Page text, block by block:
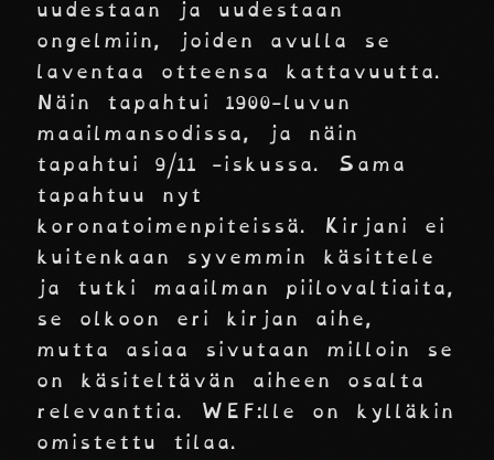
uudestaan ja uudestaan
ongelmiin, joiden avulla se
laventaa otteensa kattavuutta.
Näin tapahtui 1900-luvun
maailmansodissa, ja näin
tapahtui 9/11 -iskussa. Sama
tapahtuu nyt
koronatoimenpiteissä. Kirjani ei
kuitenkaan syvemmin käsittele
ja tutki maailman piilovaltiaita,
se olkoon eri kirjan aihe,
mutta asiaa sivutaan milloin se
on käsiteltävän aiheen osalta
relevanttia. WEF:lle on kylläkin
omistettu tilaa.